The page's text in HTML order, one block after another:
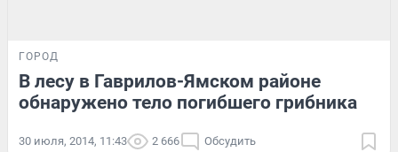
ГОРОД
В лесу в Гаврилов-Ямском районе
обнаружено тело погибшего грибника
30 июля, 2014, 11:43 2 666 Обсудить